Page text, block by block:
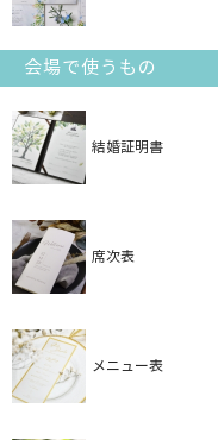
会場で使うもの
結婚証明書
席次表
メニュー表